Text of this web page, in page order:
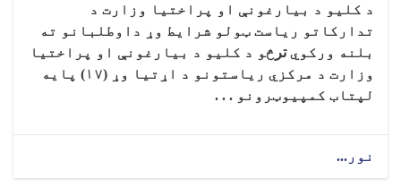
د کلیو د بیارغونې او پراختیا وزارت د
تدارکاتو ریاست ټولو شرایط وړ داوطلبانو ته
بلنه ورکويتر څو د کلیو د بیارغونې او پراختیا
وزارت د مرکزي ریاستونو د اړتیا وړ (۱۷) پايه
لپتاب کمپیوټرونو . . .
نور...